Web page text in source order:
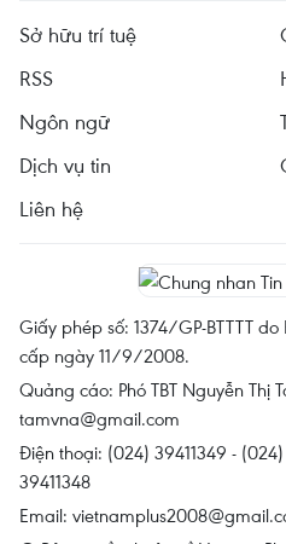
Sở hữu trí tuệ
RSS
Ngôn ngữ
Dịch vụ tin
Liên hệ
Giấy phép số: 1374/GP-BTTTT
cấp ngày 11/9/2008.
Quảng cáo: Phó TBT Nguyễn Thị
tamvna@gmail.com
Điện thoại: (024) 39411349 -
39411348
Email: